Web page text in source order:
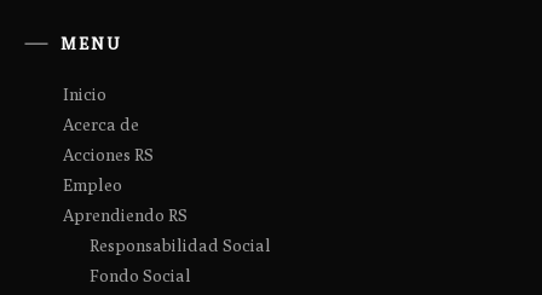
MENU
Inicio
Acerca de
Acciones RS
Empleo
Aprendiendo RS
Responsabilidad Social
Fondo Social